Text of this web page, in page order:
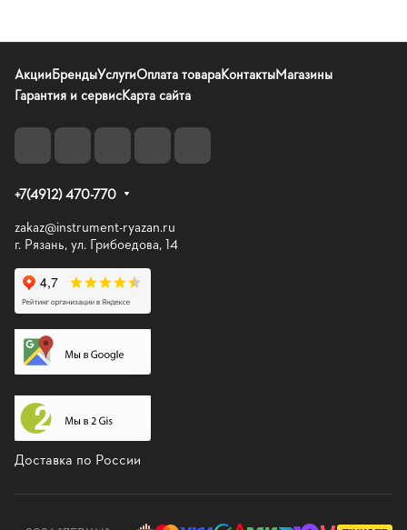
АкцииБрендыУслугиОплата товараКонтактыМагазины
Гарантия и сервисКарта сайта
+7(4912) 470-770
zakaz@instrument-ryazan.ru
г. Рязань, ул. Грибоедова, 14
Доставка по России